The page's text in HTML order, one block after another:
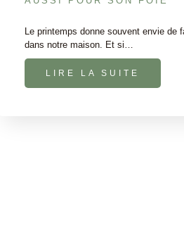
Le printemps donne souvent envie de
dans notre maison. Et si…
LIRE LA SUITE